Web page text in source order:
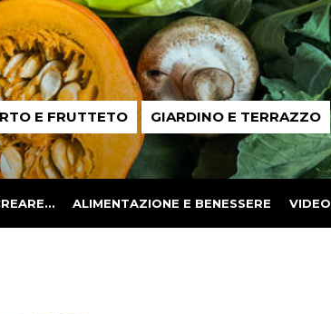
E FRUTTETO GIARDINO E TERRAZZO
ALIMENTAZIONE E BENESSERE VIDEO